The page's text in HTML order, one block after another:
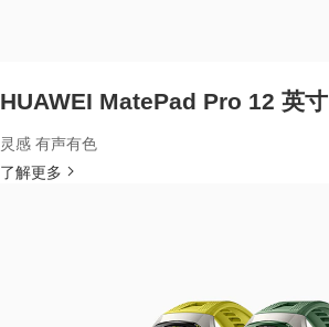
HUAWEI MatePad Pro 12 英寸
灵感 有声有色
了解更多